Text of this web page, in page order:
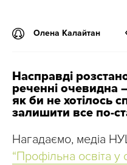
Олена Калайтан
Насправді
реченні очевидна
як би не хотілось
залишити все по-
Нагадаємо, медіа
“Профільна освіта у